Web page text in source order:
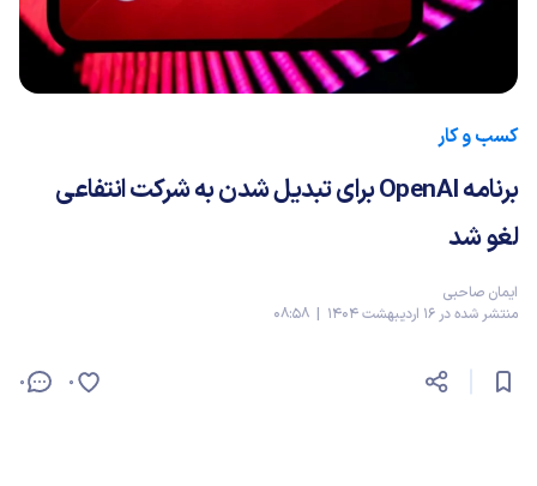
کسب و کار
برنامه OpenAI برای تبدیل‌ شدن به شرکت انتفاعی
لغو شد
ایمان صاحبی
منتشر شده در 16 اردیبهشت 1404 | 08:58
0 0